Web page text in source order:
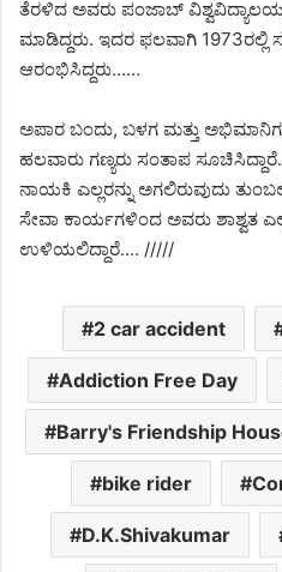
ತೆರಳಿದ ಅವರು ಪಂಜಾಬ್
ಮಾಡಿದ್ದರು. ಇದರ ಫಲವಾಗಿ 1973ರಲ್ಲಿ
ಆರಂಭಿಸಿದ್ದರು……
ಅಪಾರ ಬಂದು, ಬಳಗ ಮತ್ತು
ಹಲವಾರು ಗಣ್ಯರು ಸಂತಾಪ
ನಾಯಕಿ ಎಲ್ಲರನ್ನು ಅಗಲಿರುವುದು
ಸೇವಾ ಕಾರ್ಯಗಳಿಂದ ಅವರು ಶಾಶ್ವತ
ಉಳಿಯಲಿದ್ದಾರೆ…. /////
2 car accident
Addiction Free Day
Barry's Friendship
bike rider
D.K.Shivakumar